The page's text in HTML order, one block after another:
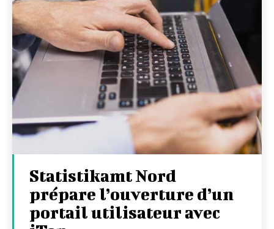
Statistikamt Nord
prépare l’ouverture d’un
portail utilisateur avec